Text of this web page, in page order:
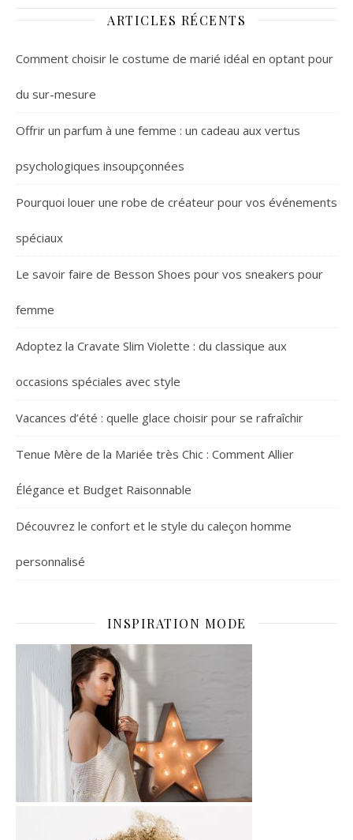
ARTICLES RÉCENTS
Comment choisir le costume de marié idéal en optant pour
du sur-mesure
Offrir un parfum à une femme : un cadeau aux vertus
psychologiques insoupçonnées
Pourquoi louer une robe de créateur pour vos événements
spéciaux
Le savoir faire de Besson Shoes pour vos sneakers pour
femme
Adoptez la Cravate Slim Violette : du classique aux
occasions spéciales avec style
Vacances d’été : quelle glace choisir pour se rafraîchir
Tenue Mère de la Mariée très Chic : Comment Allier
Élégance et Budget Raisonnable
Découvrez le confort et le style du caleçon homme
personnalisé
INSPIRATION MODE